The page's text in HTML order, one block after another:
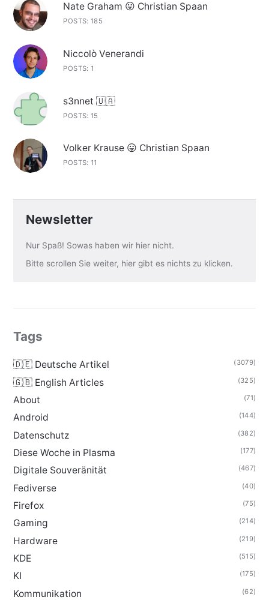
Nate Graham 😛 Christian Spaan
POSTS: 185
Niccolò Venerandi
POSTS: 1
s3nnet 🇺🇦
POSTS: 15
Volker Krause 😛 Christian Spaan
POSTS: 11
Newsletter
Nur Spaß! Sowas haben wir hier nicht.
Bitte scrollen Sie weiter, hier gibt es nichts zu klicken.
Tags
🇩🇪 Deutsche Artikel (3079)
🇬🇧 English Articles (325)
About (71)
Android (144)
Datenschutz (382)
Diese Woche in Plasma (177)
Digitale Souveränität (467)
Fediverse (40)
Firefox (75)
Gaming (214)
Hardware (219)
KDE (515)
KI (175)
Kommunikation (62)